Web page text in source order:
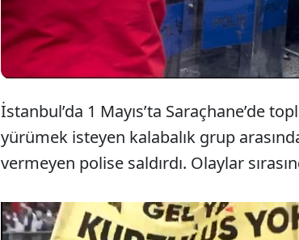
İstanbul’da 1 Mayıs’ta Saraçhane’de
yürümek isteyen kalabalık grup
vermeyen polise saldırdı. Olaylar